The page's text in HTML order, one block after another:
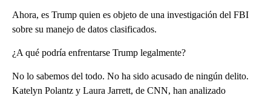
Ahora, es Trump quien es objeto de una investigación del FBI
sobre su manejo de datos clasificados.
¿A qué podría enfrentarse Trump legalmente?
No lo sabemos del todo. No ha sido acusado de ningún delito.
Katelyn Polantz y Laura Jarrett, de CNN, han analizado